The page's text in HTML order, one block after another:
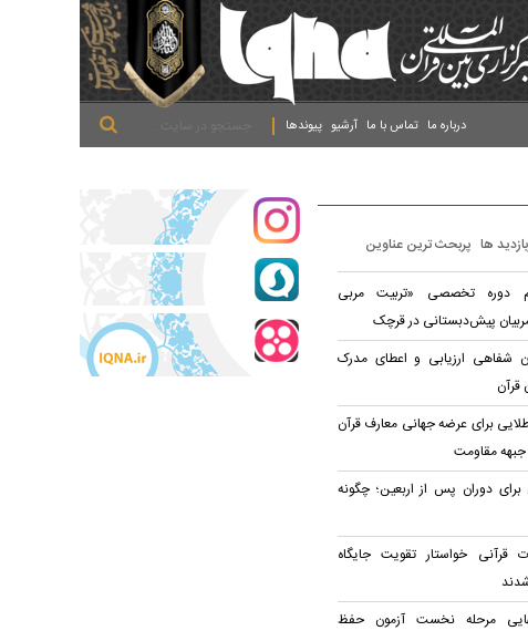
پیوندها آرشیو تماس با ما درباره ما
ها پربحث ترین عناوین
دوره تخصصی «تربیت مربی
پیش‌دبستانی در قرچک
شفاهی ارزیابی و اعطای مدرک
برای عرضه جهانی معارف قرآن
مقاومت
برای دوران پس از اربعین؛ چگونه
قرآنی خواستار تقویت جایگاه
مرحله نخست آزمون حفظ